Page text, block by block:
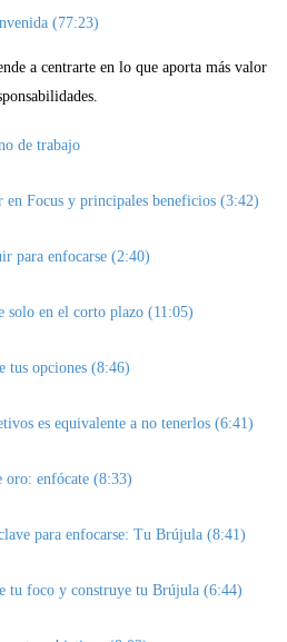
(77:23)
a centrarte en lo que aporta más valor
de trabajo
en Focus y principales beneficios (3:42)
para enfocarse (2:40)
solo en el corto plazo (11:05)
tus opciones (8:46)
es equivalente a no tenerlos (6:41)
oro: enfócate (8:33)
para enfocarse: Tu Brújula (8:41)
tu foco y construye tu Brújula (6:44)